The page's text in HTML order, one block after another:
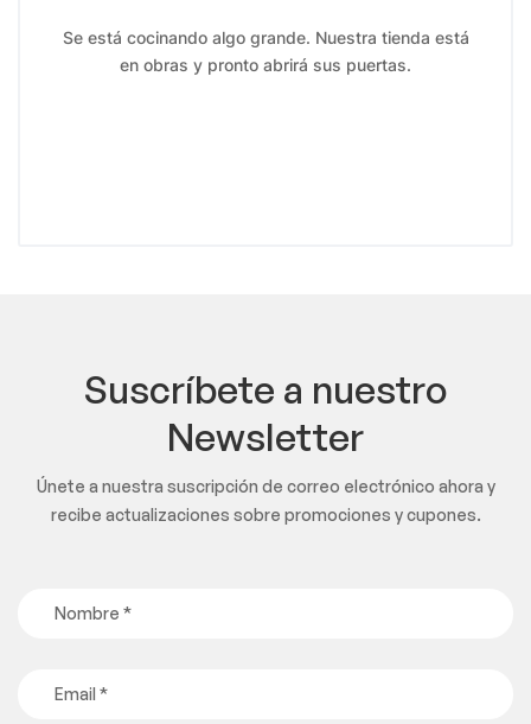
Se está cocinando algo grande. Nuestra tienda está
en obras y pronto abrirá sus puertas.
Suscríbete a nuestro
Newsletter
Únete a nuestra suscripción de correo electrónico ahora y
recibe actualizaciones sobre promociones y cupones.